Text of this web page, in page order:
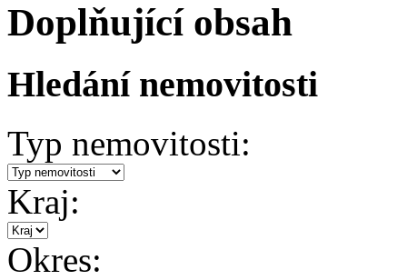
Doplňující obsah
Hledání nemovitosti
Typ nemovitosti:
Kraj:
Okres: